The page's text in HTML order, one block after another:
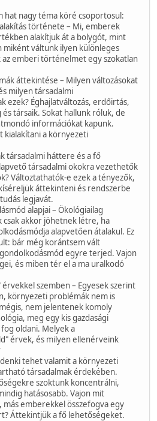
hat nagy téma köré csoportosul:
története – Mi, emberek
alakítjuk át a bolygót, mint
miként váltunk ilyen különleges
az emberi történelmet egy szokatlan
áttekintése – Milyen változásokat
milyen társadalmi
ezek? Éghajlatváltozás, erdőirtás,
és társaik. Sokat hallunk róluk, de
információkat kapunk.
kialakítani a környezeti
társadalmi háttere és a fő
társadalmi okokra vezethetők
Változtathatók-e ezek a tényezők,
áttekinteni és rendszerbe
legjavát.
alapjai – Ökológiailag
akkor jöhetnek létre, ha
alapvetően átalakul. Ez
bár még korántsem vált
egyre terjed. Vajon
és miben tér el a ma uralkodó
szemben – Egyesek szerint
környezeti problémák nem is
nem jelentenek komoly
meg egy kis gazdasági
oldani. Melyek a
érvek, és milyen ellenérveink
tehet valamit a környezeti
társadalmak érdekében.
szoktunk koncentrálni,
hatásosabb. Vajon mit
emberekkel összefogva egy
Áttekintjük a fő lehetőségeket.